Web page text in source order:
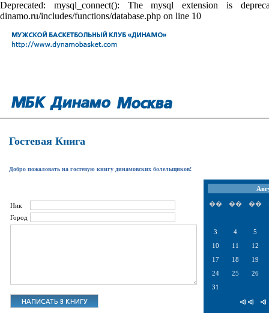
Deprecated: mysql_connect(): The mysql extension is
dinamo.ru/includes/functions/database.php on line 10
Гостевая Книга
Добро пожаловать на гостевую книгу динамовских болельщиков!
Ник
Город
�� �� ��
3 4
5
10
11
12
17
18
19
24
25
26
31